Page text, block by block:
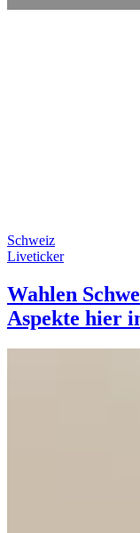
Schweiz
Liveticker
Wahlen
Aspekte hier